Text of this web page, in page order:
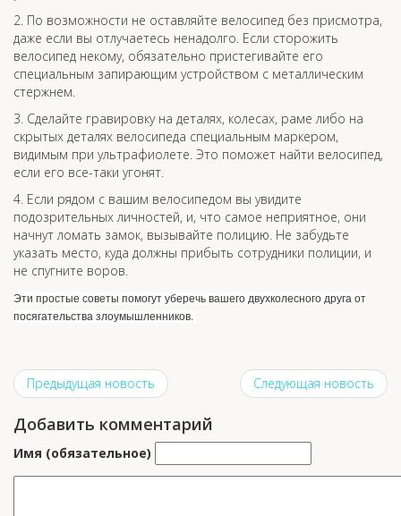
2. По возможности не оставляйте велосипед без присмотра,
даже если вы отлучаетесь ненадолго. Если сторожить
велосипед некому, обязательно пристегивайте его
специальным запирающим устройством с металлическим
стержнем.
3. Сделайте гравировку на деталях, колесах, раме либо на
скрытых деталях велосипеда специальным маркером,
видимым при ультрафиолете. Это поможет найти велосипед,
если его все-таки угонят.
4. Если рядом с вашим велосипедом вы увидите
подозрительных личностей, и, что самое неприятное, они
начнут ломать замок, вызывайте полицию. Не забудьте
указать место, куда должны прибыть сотрудники полиции, и
не спугните воров.
Эти простые советы помогут уберечь вашего двухколесного друга от
посягательства злоумышленников.
Предыдущая новость Следующая новость
Добавить комментарий
Имя (обязательное)